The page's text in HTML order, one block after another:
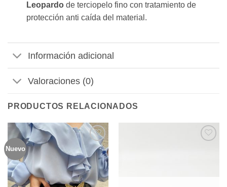
Leopardode terciopelo fino con tratamiento de
protección anti caída del material.
Información adicional
Valoraciones (0)
PRODUCTOS RELACIONADOS
Nuevo
Añadir
a la
lista de
deseos